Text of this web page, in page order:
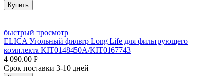
Купить
быстрый просмотр
ELICA Угольный фильтр Long Life для фильтрующего
комплекта KIT0148450A/KIT0167743
4 090.00 Р
Срок поставки 3-10 дней